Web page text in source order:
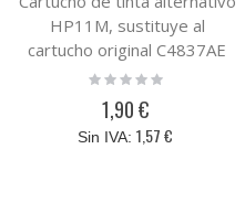
HP11M, sustituye al
cartucho original C4837AE
MAGENTA
Rating:
1,90 €
1,57 €